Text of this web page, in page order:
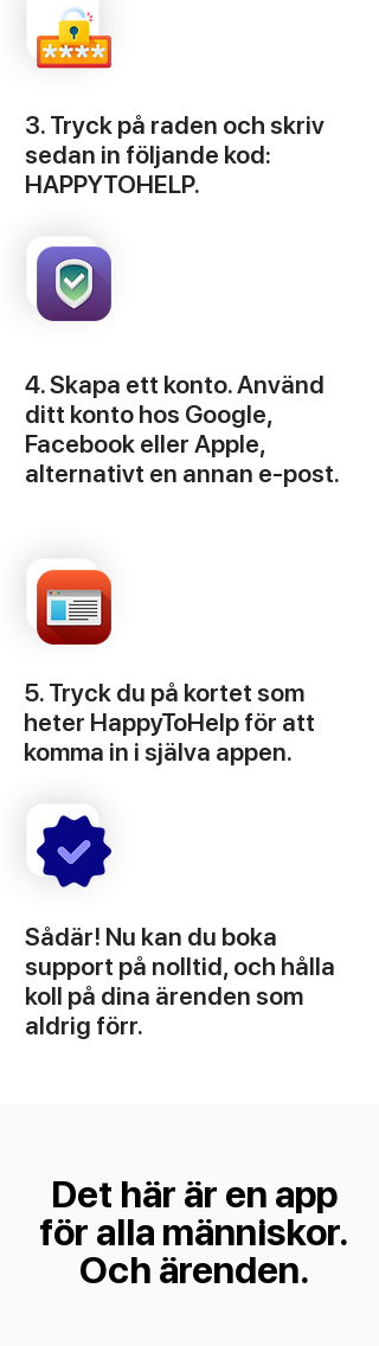
3. Tryck på raden och skriv
sedan in följande kod:
HAPPYTOHELP.
4. Skapa ett konto. Använd
ditt konto hos Google,
Facebook eller Apple,
alternativt en annan e-post.
5. Tryck du på kortet som
heter HappyToHelp för att
komma in i själva appen.
Sådär! Nu kan du boka
support på nolltid, och hålla
koll på dina ärenden som
aldrig förr.
Det här är en app
för alla människor.
Och ärenden.